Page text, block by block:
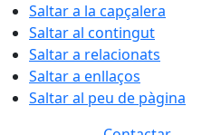
Saltar a la capçalera
Saltar al contingut
Saltar a relacionats
Saltar a enllaços
Saltar al peu de pàgina